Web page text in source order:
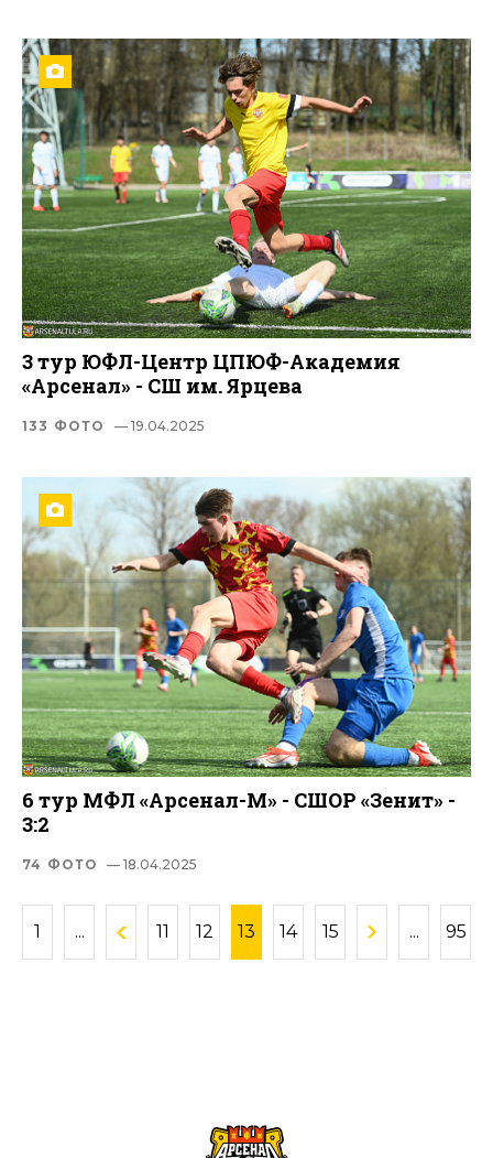
3 тур ЮФЛ-Центр ЦПЮФ-Академия
«Арсенал» - СШ им. Ярцева
133 ФОТО — 19.04.2025
6 тур МФЛ «Арсенал-М» - СШОР «Зенит» -
3:2
74 ФОТО — 18.04.2025
1 ... 11 12 13 14 15 ... 95